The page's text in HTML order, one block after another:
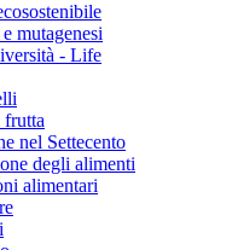
mutagenesi
- Life
frutta
nel Settecento
degli alimenti
alimentari